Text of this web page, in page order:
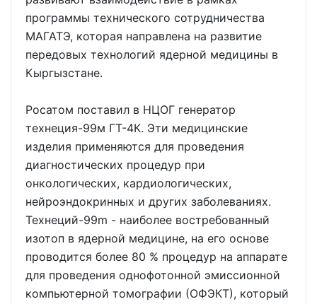
программы технического сотрудничества
МАГАТЭ, которая направлена на развитие
передовых технологий ядерной медицины в
Кыргызстане.
Росатом поставил в НЦОГ генератор
технеция-99м ГТ-4К. Эти медицинские
изделия применяются для проведения
диагностических процедур при
онкологических, кардиологических,
нейроэндокринных и других заболеваниях.
Технеций-99m - наиболее востребованный
изотоп в ядерной медицине, на его основе
проводится более 80 % процедур на аппарате
для проведения однофотонной эмиссионной
компьютерной томографии (ОФЭКТ), который